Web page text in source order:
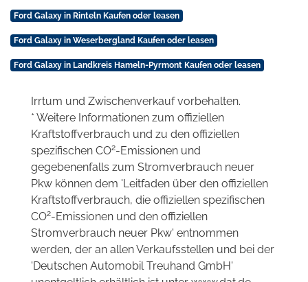
Ford Galaxy in Rinteln Kaufen oder leasen
Ford Galaxy in Weserbergland Kaufen oder leasen
Ford Galaxy in Landkreis Hameln-Pyrmont Kaufen oder leasen
Irrtum und Zwischenverkauf vorbehalten.
* Weitere Informationen zum offiziellen
Kraftstoffverbrauch und zu den offiziellen
spezifischen CO2-Emissionen und
gegebenenfalls zum Stromverbrauch neuer
Pkw können dem 'Leitfaden über den offiziellen
Kraftstoffverbrauch, die offiziellen spezifischen
CO2-Emissionen und den offiziellen
Stromverbrauch neuer Pkw' entnommen
werden, der an allen Verkaufsstellen und bei der
'Deutschen Automobil Treuhand GmbH'